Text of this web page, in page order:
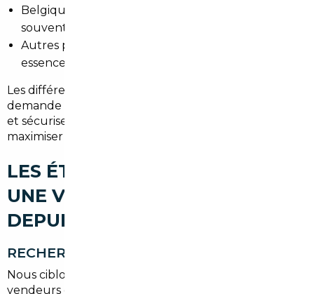
Belgique : proximité géographique et procédures
souvent rapides pour certains modèles.
Autres pays UE : variétés de motorisations (diesel,
essence, hybrides) et configurations.
Les différences de prix s'expliquent par l'offre, la
demande et la fiscalité locale. Un courtier compare
et sécurise l'
maximiser les économies.
LES ÉTAPES POUR IMPORTER
UNE VOITURE D'OCCASION
DEPUIS VERNOUILLET
RECHERCHE DU VÉHICULE
Nous ciblons les annonces fiables, contactons les
vendeurs et vérifions les factures d'entretien. Le